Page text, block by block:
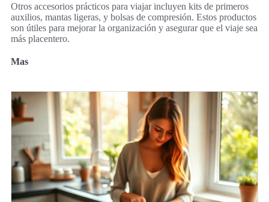
Otros accesorios prácticos para viajar incluyen kits de primeros
auxilios, mantas ligeras, y bolsas de compresión. Estos productos
son útiles para mejorar la organización y asegurar que el viaje sea
más placentero.
Mas